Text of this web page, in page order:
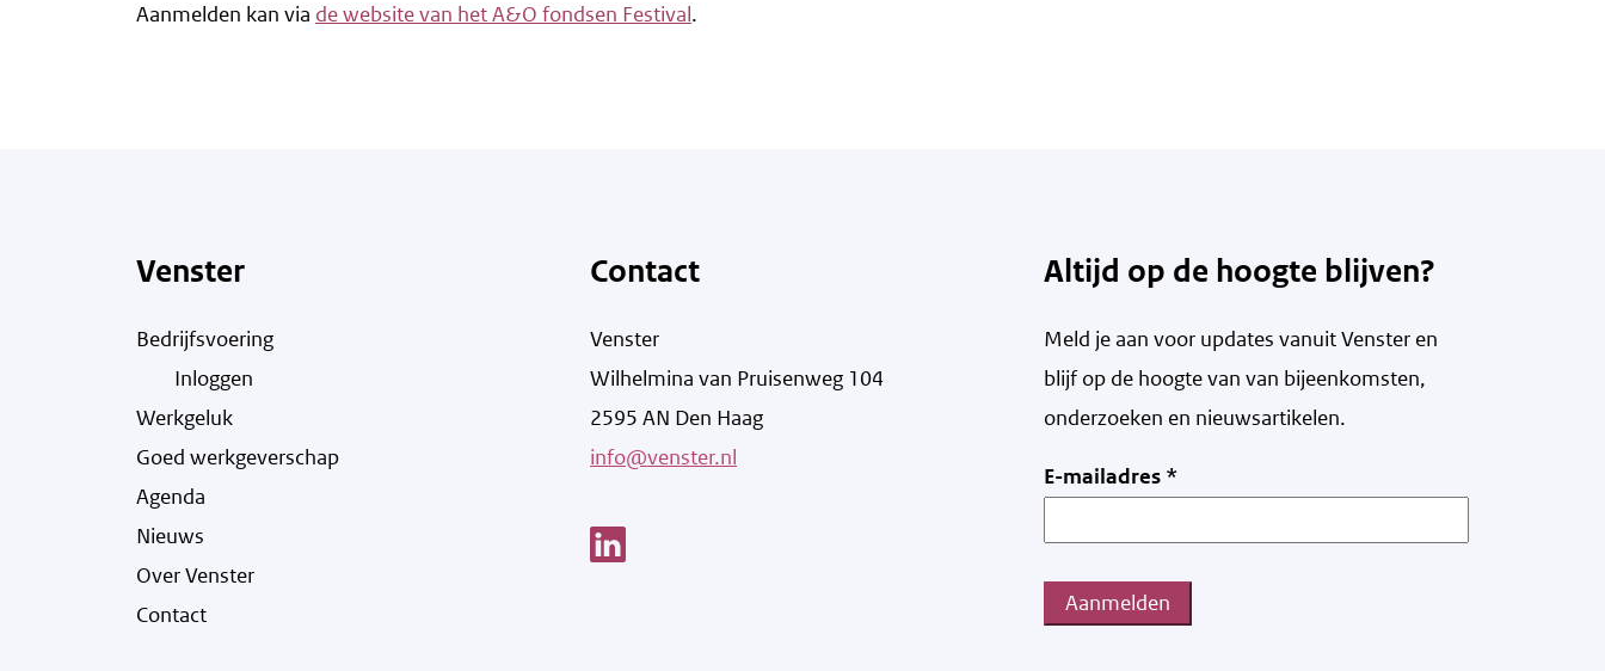
Aanmelden kan via de website van het A&O fondsen Festival.
Venster
Bedrijfsvoering
Inloggen
Werkgeluk
Goed werkgeverschap
Agenda
Nieuws
Over Venster
Contact
Contact
Venster
Wilhelmina van Pruisenweg 104
2595 AN Den Haag
info@venster.nl
Altijd op de hoogte blijven?
Meld je aan voor updates vanuit Venster en
blijf op de hoogte van van bijeenkomsten,
onderzoeken en nieuwsartikelen.
E-mailadres *
Aanmelden